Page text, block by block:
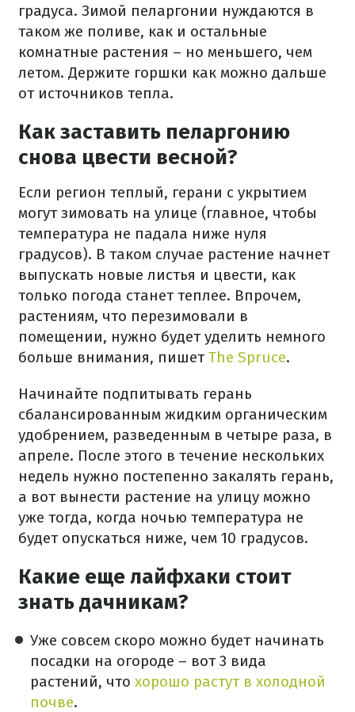
градуса. Зимой пеларгонии нуждаются в
таком же поливе, как и остальные
комнатные растения – но меньшего, чем
летом. Держите горшки как можно дальше
от источников тепла.
Как заставить пеларгонию
снова цвести весной?
Если регион теплый, герани с укрытием
могут зимовать на улице (главное, чтобы
температура не падала ниже нуля
градусов). В таком случае растение начнет
выпускать новые листья и цвести, как
только погода станет теплее. Впрочем,
растениям, что перезимовали в
помещении, нужно будет уделить немного
больше внимания, пишетThe Spruce.
Начинайте подпитывать герань
сбалансированным жидким органическим
удобрением, разведенным в четыре раза, в
апреле. После этого в течение нескольких
недель нужно постепенно закалять герань,
а вот вынести растение на улицу можно
уже тогда, когда ночью температура не
будет опускаться ниже, чем 10 градусов.
Какие еще лайфхаки стоит
знать дачникам?
Уже совсем скоро можно будет начинать
посадки на огороде – вот 3 вида
растений, что хорошо растут в холодной
почве.